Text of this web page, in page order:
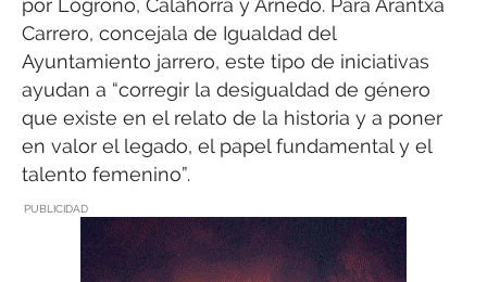
Carrero, concejala de Igualdad del
Ayuntamiento jarrero, este tipo de iniciativas
ayudan a “corregir la desigualdad de género
que existe en el relato de la historia y a poner
en valor el legado, el papel fundamental y el
talento femenino”.
PUBLICIDAD